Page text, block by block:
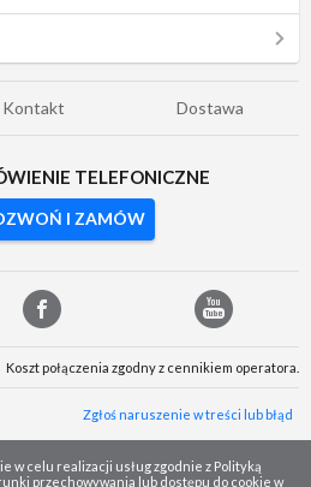
Kontakt Dostawa
TELEFONICZNE
I ZAMÓW
Koszt połączenia zgodny z cennikiem operatora.
Zgłoś naruszenie w treści lub błąd
w celu realizacji usług zgodnie z Polityką
przechowywania lub dostępu do cookie w